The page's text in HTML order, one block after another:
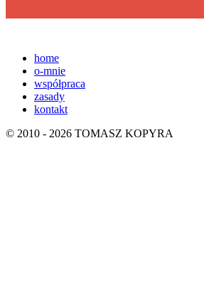
home
o-mnie
współpraca
zasady
kontakt
© 2010 - 2026 TOMASZ KOPYRA